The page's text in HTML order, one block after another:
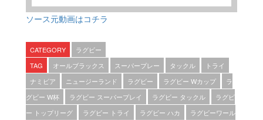
ソース元動画はコチラ
CATEGORY
ラグビー
TAG
オールブラックス スーパープレー タックル
トライ
ナミビア
ニュージーランド ラグビー ラグビー Wカップ
ラ
グビー W杯
ラグビー スーパープレイ ラグビー タックル
ラグビ
ー トップリーグ
ラグビー トライ ラグビー ハカ
ラグビーワール